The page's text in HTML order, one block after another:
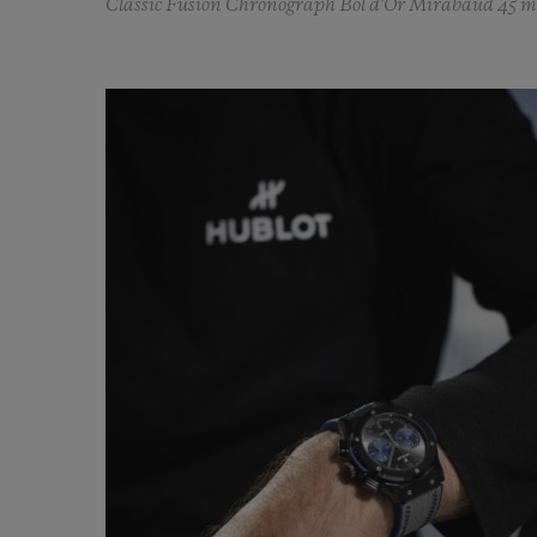
Classic Fusion Chronograph Bol d'Or Mirabaud 45